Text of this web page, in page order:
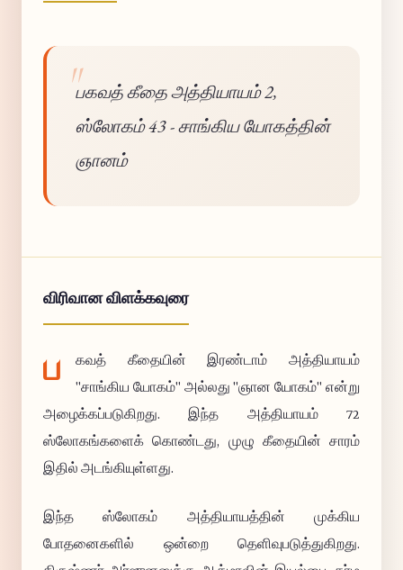
பகவத் கீதை அத்தியாயம் 2,
ஸ்லோகம் 43 - சாங்கிய யோகத்தின்
ஞானம்
விரிவான விளக்கவுரை
ப
கவத் கீதையின் இரண்டாம் அத்தியாயம்
"சாங்கிய யோகம்" அல்லது "ஞான யோகம்" என்று
அழைக்கப்படுகிறது. இந்த அத்தியாயம் 72
ஸ்லோகங்களைக் கொண்டது, முழு கீதையின் சாரம்
இதில் அடங்கியுள்ளது.
இந்த ஸ்லோகம் அத்தியாயத்தின் முக்கிய
போதனைகளில் ஒன்றை தெளிவுபடுத்துகிறது.